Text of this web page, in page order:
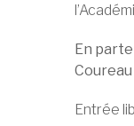
En
Coureau
Entrée